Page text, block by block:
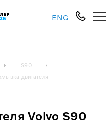
ENG
S90
двигателя
Volvo S90